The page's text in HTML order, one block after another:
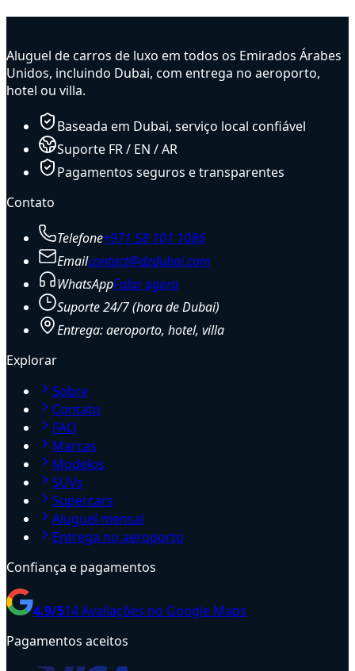
Aluguel de carros de luxo em todos os Emirados Árabes
Unidos, incluindo Dubai, com entrega no aeroporto,
hotel ou villa.
Baseada em Dubai, serviço local confiável
Suporte FR / EN / AR
Pagamentos seguros e transparentes
Contato
Telefone+971 58 101 1086
Emailcontact@dzdubai.com
WhatsAppFalar agora
Suporte 24/7 (hora de Dubai)
Entrega: aeroporto, hotel, villa
Explorar
Sobre
Contato
FAQ
Marcas
Modelos
SUVs
Supercars
Aluguel mensal
Entrega no aeroporto
Confiança e pagamentos
4.9/514Avaliações no Google Maps
Pagamentos aceitos